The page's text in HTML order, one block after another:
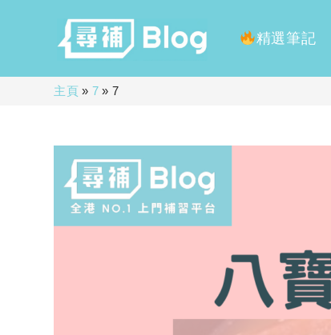
精選筆記
主頁» 7 » 7